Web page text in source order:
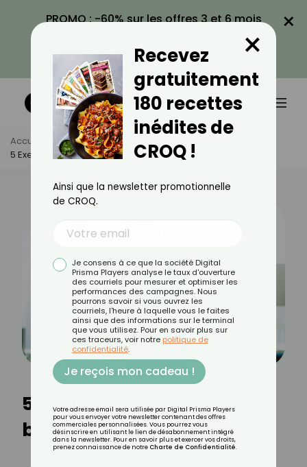
PROMO : -60% sur les offres 3 et 6 mois
VOIR LA PROMO
×
Accueil Actus
Sport
5 Exercices Et Astuces Brûle-Graisse
5 exercices et astuces
brûle-graisse
Recevez
gratuitement
180 recettes
inédites de
CROQ !
×
Ainsi que la newsletter promotionnelle
de CROQ.
Je consens à ce que la société Digital
Prisma Players analyse le taux d'ouverture
des courriels pour mesurer et optimiser les
performances des campagnes. Nous
pourrons savoir si vous ouvrez les
courriels, l'heure à laquelle vous le faites
ainsi que des informations sur le terminal
que vous utilisez. Pour en savoir plus sur
ces traceurs, voir notre politique de
confidentialité.
Je reçois mon cadeau !
Votre adresse email sera utilisée par Digital Prisma Players
pour vous envoyer votre newsletter contenant des offres
commerciales personnalisées. Vous pourrez vous
désinscrire en utilisant le lien de désabonnement intégré
dans la newsletter. Pour en savoir plus et exercer vos droits,
prenez connaissance de notre Charte de Confidentialité.